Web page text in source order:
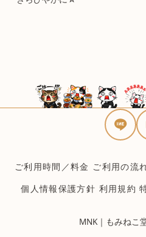
ご利用時間／料金 ご利用の流
個人情報保護方針 利用規約
MNK｜もみねこ